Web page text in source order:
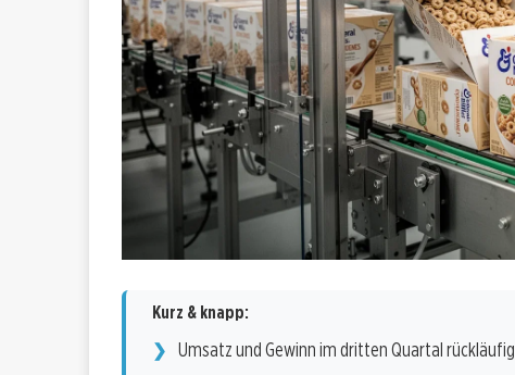
Kurz & knapp:
Umsatz und Gewinn im dritten Quartal rückläufig